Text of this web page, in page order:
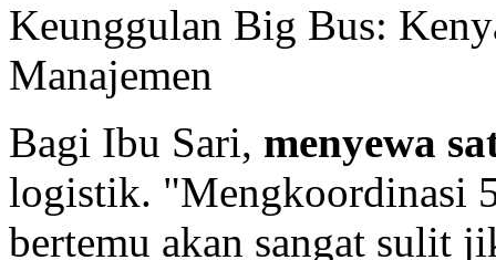
Keunggulan Big Bus:
Manajemen
Bagi Ibu Sari, menyewa
logistik. "Mengkoordinasi
bertemu akan sangat sulit